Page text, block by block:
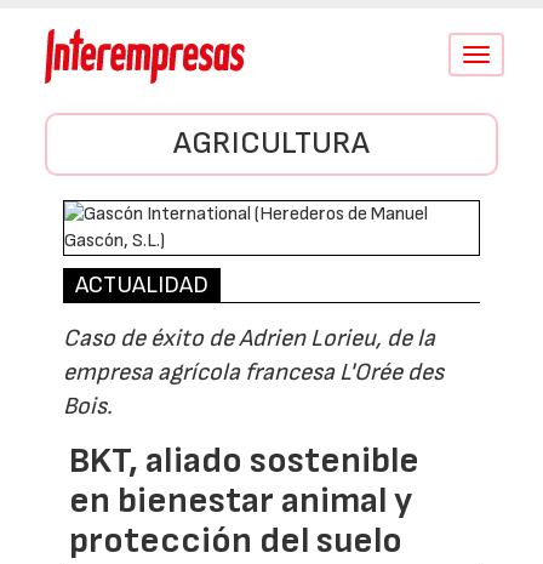
Conmutar
AGRICULTURA
ACTUALIDAD
Caso de éxito de Adrien Lorieu, de la
empresa agrícola francesa L'Orée des
Bois.
BKT, aliado sostenible
en bienestar animal y
protección del suelo